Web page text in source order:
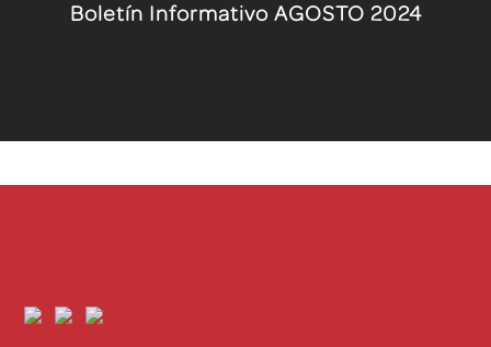
Boletín Informativo AGOSTO 2024